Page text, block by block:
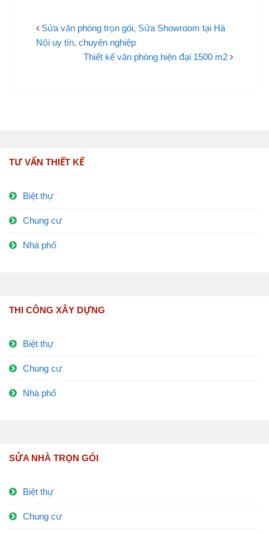
Sửa văn phòng trọn gói, Sửa Showroom tại Hà
Nội uy tín, chuyên nghiệp
Thiết kế văn phòng hiện đại 1500 m2
TƯ VẤN THIẾT KẾ
Biệt thự
Chung cư
Nhà phố
THI CÔNG XÂY DỰNG
Biệt thự
Chung cư
Nhà phố
SỬA NHÀ TRỌN GÓI
Biệt thự
Chung cư